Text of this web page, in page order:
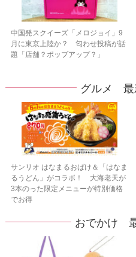
中国発スクイーズ「メロジョイ」9
月に東京上陸か？ 匂わせ投稿が話
題「店舗？ポップアップ？」
グルメ 最
サンリオ はなまるおばけ＆「はなま
るうどん」がコラボ！ 大海老天が
3本のった限定メニューが特別価格
でお得
おでかけ